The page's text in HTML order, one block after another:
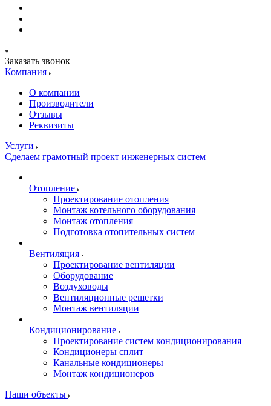
Заказать звонок
Компания
О компании
Производители
Отзывы
Реквизиты
Услуги
Сделаем грамотный проект инженерных систем
Отопление
Проектирование отопления
Монтаж котельного оборудования
Монтаж отопления
Подготовка отопительных систем
Вентиляция
Проектирование вентиляции
Оборудование
Воздуховоды
Вентиляционные решетки
Монтаж вентиляции
Кондиционирование
Проектирование систем кондиционирования
Кондиционеры сплит
Канальные кондиционеры
Монтаж кондиционеров
Наши объекты